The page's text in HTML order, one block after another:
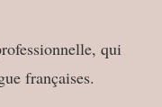
qui
françaises.